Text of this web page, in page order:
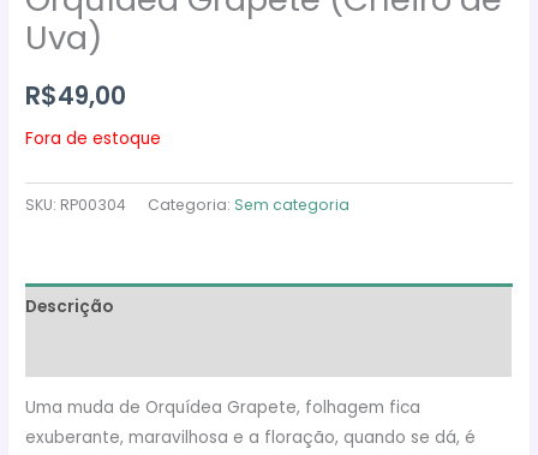
Uva)
R$49,00
Fora de estoque
SKU: RP00304 Categoria: Sem categoria
Descrição
Uma muda de Orquídea Grapete, folhagem fica
exuberante, maravilhosa e a floração, quando se dá, é